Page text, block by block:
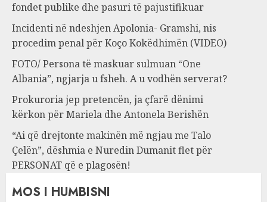
fondet publike dhe pasuri të pajustifikuar
Incidenti në ndeshjen Apolonia- Gramshi, nis
procedim penal për Koço Kokëdhimën (VIDEO)
FOTO/ Persona të maskuar sulmuan “One
Albania”, ngjarja u fsheh. A u vodhën serverat?
Prokuroria jep pretencën, ja çfarë dënimi
kërkon për Mariela dhe Antonela Berishën
“Ai që drejtonte makinën më ngjau me Talo
Çelën”, dëshmia e Nuredin Dumanit flet për
PERSONAT që e plagosën!
MOS I HUMBISNI